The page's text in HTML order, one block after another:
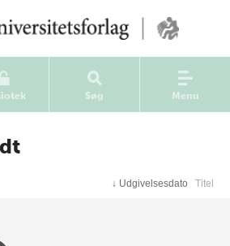
Søg Menu
↓ Udgivelsesdato Titel